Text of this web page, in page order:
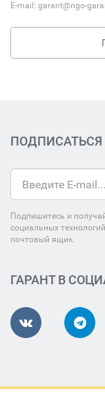
E-mail: garant@ngo-
ПОДПИСАТЬСЯ
Подпишитесь и
социальных
почтовый ящик.
ГАРАНТ В